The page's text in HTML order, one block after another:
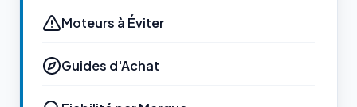
Moteurs à Éviter
Guides d'Achat